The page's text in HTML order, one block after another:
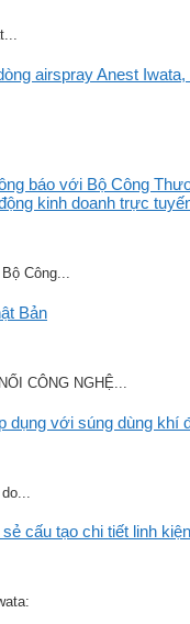
airspray Anest Iwata,
báo với Bộ Công
kinh doanh trực
Công...
Bản
CÔNG NGHỆ...
dụng với súng dùng khí
cấu tạo chi tiết linh